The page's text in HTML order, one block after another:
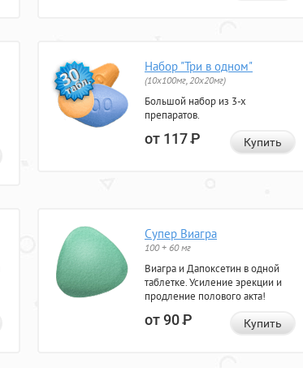
Набор "Три в одном"
(10x100мг, 20x20мг)
Большой набор из 3-х
препаратов.
от 117Р Купить
Супер Виагра
100 + 60 мг
Виагра и Дапоксетин в одной
таблетке. Усиление эрекции и
продление полового акта!
от 90Р Купить